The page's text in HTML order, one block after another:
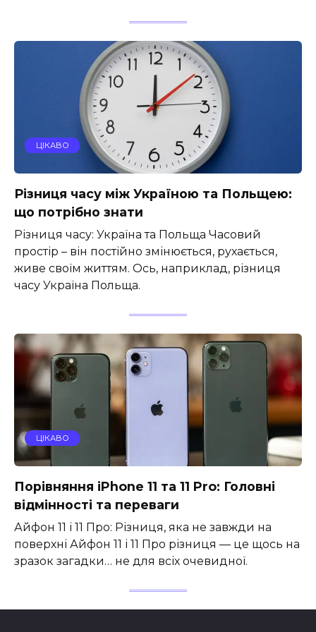
ЦІКАВО
Різниця часу між Україною та Польщею:
що потрібно знати
Різниця часу: Україна та Польща Часовий
простір – він постійно змінюється, рухається,
живе своїм життям. Ось, наприклад, різниця
часу Україна Польща.
ЦІКАВО
Порівняння iPhone 11 та 11 Pro: Головні
відмінності та переваги
Айфон 11 і 11 Про: Різниця, яка не завжди на
поверхні Айфон 11 і 11 Про різниця — це щось на
зразок загадки… не для всіх очевидної.